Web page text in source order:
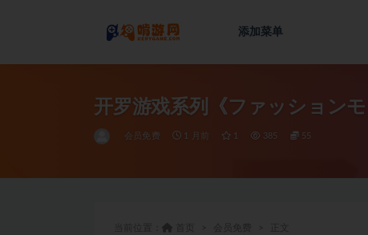
添加菜单
开罗游戏系列《ファッション
会员免费 1 月前 1 385 55